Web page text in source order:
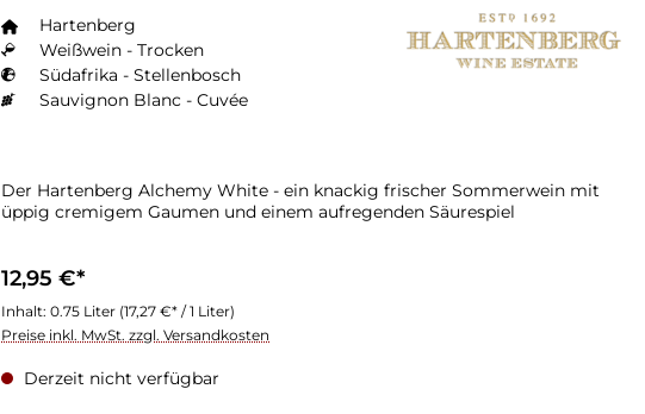
Hartenberg
Weißwein - Trocken
Südafrika - Stellenbosch
Sauvignon Blanc - Cuvée
Der Hartenberg Alchemy White - ein knackig frischer Sommerwein mit
üppig cremigem Gaumen und einem aufregenden Säurespiel
12,95 €*
Inhalt: 0.75 Liter (17,27 €* / 1 Liter)
Preise inkl. MwSt. zzgl. Versandkosten
Derzeit nicht verfügbar